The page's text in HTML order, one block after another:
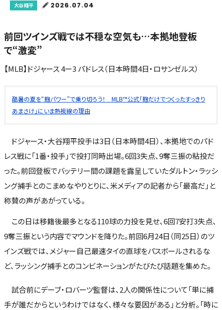
大谷翔平 2026.07.04
前回ツインズ戦では不穏な空気も…本拠地登板
で“激変”
【MLB】ドジャース 4ー3 パドレス（日本時間4日・ロサンゼルス）
酷暑の夏を“麹パワー”で乗り切ろう！ MLB™公式「麹だけでつくったすっきり
あまさけ」にいま熱視線の理由
ドジャース・大谷翔平投手は3日（日本時間4日）、本拠地でのパド
レス戦に「1番・投手」で投打同時出場。6回3失点、9奪三振の粘投だ
った。前回登板でバッテリー間の課題を露呈していたダルトン・ラッシ
ング捕手とのこまめなやりとりに、米メディアの記者から「最高だ」と
称賛の声があがっている。
この日は移籍後最多となる110球の力投を見せ、6回7安打3失点、
9奪三振という内容でマウンドを降りた。前回6月24日（同25日）のツ
インズ戦では、メジャー自己最速タイの直球をパスボールされるな
ど、ラッシング捕手とのコンビネーションがたびたび話題を集めた。
試合前にデーブ・ロバーツ監督は、2人の関係性について「単に捕
手が誰だからというわけではなく、様々な要因がある」と分析。「時に